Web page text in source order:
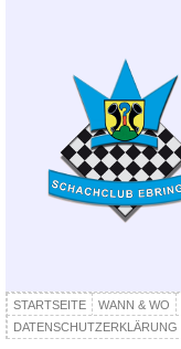
STARTSEITE WANN & WO
DATENSCHUTZERKLÄRUNG